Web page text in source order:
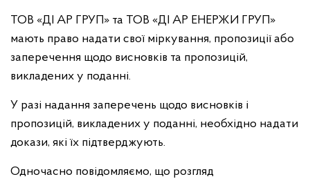
ТОВ «ДІ АР ГРУП» та ТОВ «ДІ АР ЕНЕРЖИ ГРУП»
мають право надати свої міркування, пропозиції або
заперечення щодо висновків та пропозицій,
викладених у поданні.
У разі надання заперечень щодо висновків і
пропозицій, викладених у поданні, необхідно надати
докази, які їх підтверджують.
Одночасно повідомляємо, що розгляд